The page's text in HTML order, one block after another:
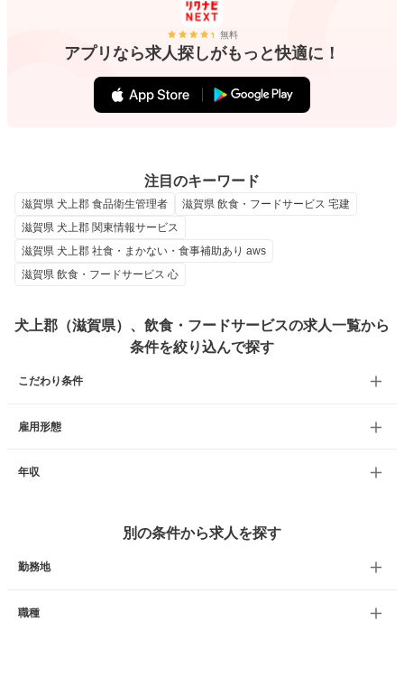
無料
アプリなら求人探しがもっと快適に！
注目のキーワード
滋賀県 犬上郡 食品衛生管理者
滋賀県 飲食・フードサービス 宅建
滋賀県 犬上郡 関東情報サービス
滋賀県 犬上郡 社食・まかない・食事補助あり aws
滋賀県 飲食・フードサービス 心
犬上郡（滋賀県）、飲食・フードサービスの求人一覧から
条件を絞り込んで探す
こだわり条件
雇用形態
年収
別の条件から求人を探す
勤務地
職種